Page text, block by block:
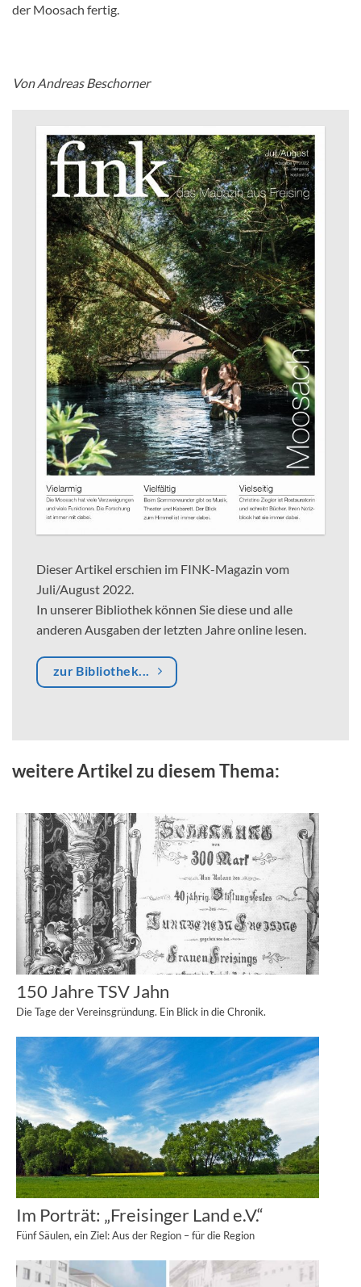
der Moosach fertig.
Von Andreas Beschorner
Dieser Artikel erschien im FINK-Magazin vom
Juli/August 2022.
In unserer Bibliothek können Sie diese und alle
anderen Ausgaben der letzten Jahre online lesen.
zur Bibliothek...
weitere Artikel zu diesem Thema:
150 Jahre TSV Jahn
Die Tage der Vereinsgründung. Ein Blick in die Chronik.
Im Porträt: „Freisinger Land e.V.“
Fünf Säulen, ein Ziel: Aus der Region – für die Region